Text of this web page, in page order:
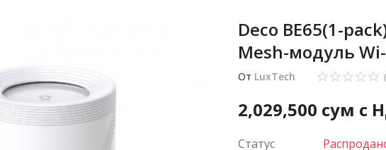
Deco BE65(1-
Mesh-модуль
От LuxTech
2,029,500 сум с
Статус